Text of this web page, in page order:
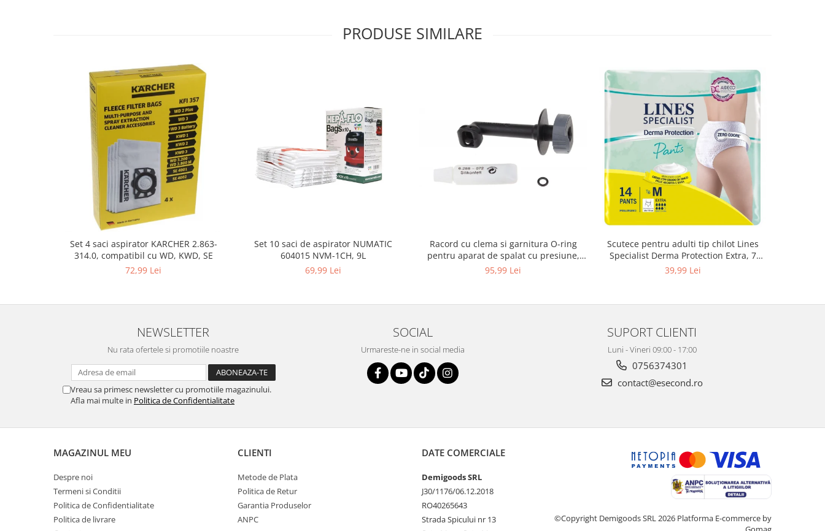
Cutii, curele si accesorii ceasuri
Genti si accesorii barbati
Genti si accesorii femei
Imbracaminte barbati
Imbracaminte si Incaltaminte copii
Incaltaminte barbati
Ochelari de vedere
Accesorii aparate de ras electrice
Accesorii aparate hair styling
Aparate & Accesorii ingrijire
Aparate cosmetice
Consumabile sanitare
Jucarii, Copii & Bebe
Camera copilului
Hrana bebelusi
PRODUSE SIMILARE
Set 4 saci aspirator KARCHER 2.863-
314.0, compatibil cu WD, KWD, SE
72,99 Lei
Set 10 saci de aspirator NUMATIC
604015 NVM-1CH, 9L
69,99 Lei
Racord cu clema si garnitura O-ring
pentru aparat de spalat cu presiune,
KARCHER 4.064-047.0, K2, K3, K4
95,99 Lei
Scutece pentru adulti tip chilot Lines
Specialist Derma Protection Extra, 7
picaturi, marimea M, 14 bucati
39,99 Lei
NEWSLETTER
Nu rata ofertele si promotiile noastre
Vreau sa primesc newsletter cu promotiile magazinului.
Afla mai multe in Politica de Confidentialitate
SOCIAL
Urmareste-ne in social media
SUPORT CLIENTI
Luni - Vineri 09:00 - 17:00
0756374301
contact@esecond.ro
MAGAZINUL MEU
Despre noi
Termeni si Conditii
Politica de Confidentialitate
Politica de livrare
CLIENTI
Metode de Plata
Politica de Retur
Garantia Produselor
ANPC
DATE COMERCIALE
Demigoods SRL
J30/1176/06.12.2018
RO40265643
Strada Spicului nr 13
©Copyright Demigoods SRL 2026 Platforma E-commerce by